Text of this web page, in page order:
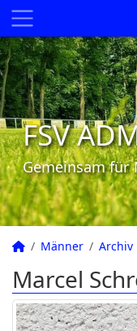
FSV
Gemeinsam für
Männer Archiv
Marcel